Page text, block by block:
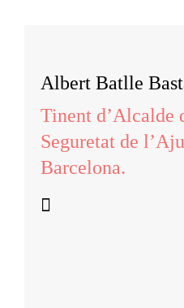
Albert Batlle
Tinent d’Alcalde
Seguretat de
Barcelona.